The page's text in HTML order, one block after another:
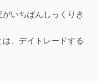
いちばんしっくりき
、デイトレードする